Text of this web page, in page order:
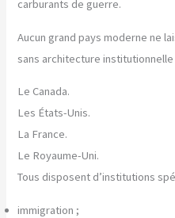
carburants de guerre.
Aucun grand pays moderne ne
sans architecture
Le Canada.
Les États-Unis.
La France.
Le Royaume-Uni.
Tous disposent d’institutions
immigration ;